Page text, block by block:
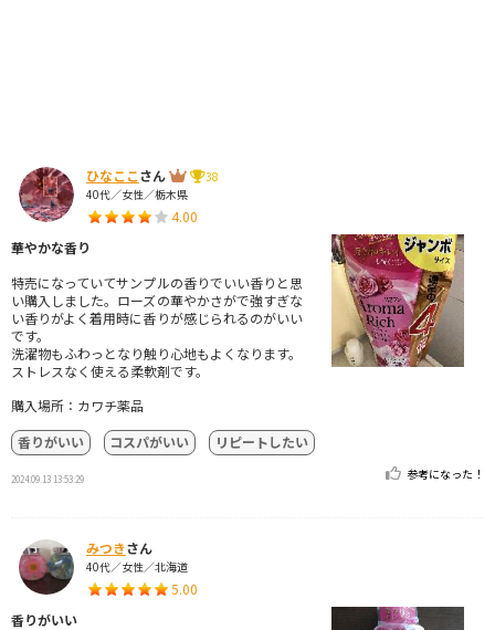
ひなここさん
38
40代／女性／栃木県
4.00
華やかな香り
特売になっていてサンプルの香りでいい香りと思
い購入しました。ローズの華やかさがで強すぎな
い香りがよく着用時に香りが感じられるのがいい
です。
洗濯物もふわっとなり触り心地もよくなります。
ストレスなく使える柔軟剤です。
購入場所：カワチ薬品
香りがいい
コスパがいい リピートしたい
2024.09.13 13:53:29 参考になった！
みつきさん
40代／女性／北海道
5.00
香りがいい